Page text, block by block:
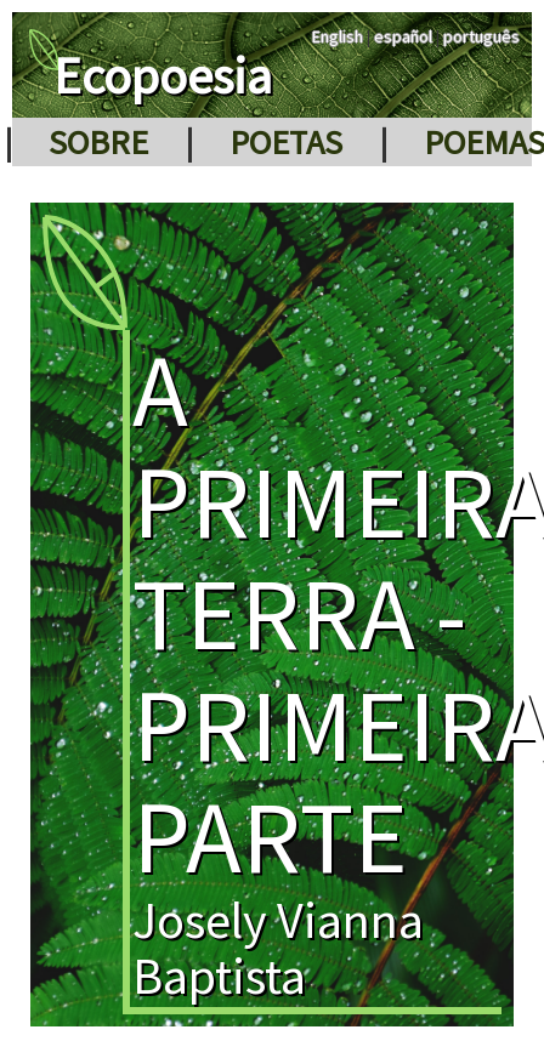
English|español|português
Ecopoesia
| SOBRE | POETAS | POEMAS
A
TERRA -
PARTE
Josely Vianna
Baptista